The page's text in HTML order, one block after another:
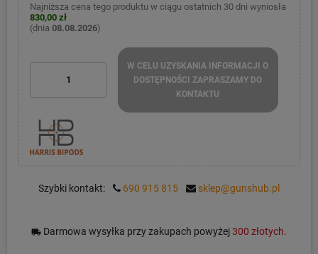
Najniższa cena tego produktu w ciągu ostatnich 30 dni wyniosła
830,00 zł
(dnia 08.08.2026)
W CELU UZYSKANIA INFORMACJI O
DOSTĘPNOŚCI ZAPRASZAMY DO
KONTAKTU
Szybki kontakt: 690 915 815 sklep@gunshub.pl
local_shipping Darmowa wysyłka przy zakupach powyżej300 złotych.